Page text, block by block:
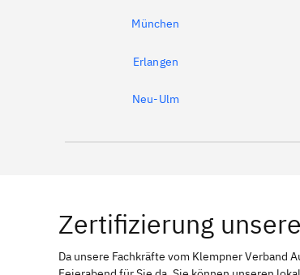
München
Erlangen
Neu-Ulm
Zertifizierung
Da unsere Fachkräfte vom Klempner Verband